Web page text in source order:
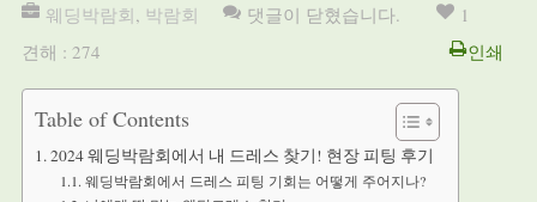
웨딩박람회, 박람회 댓글이 닫혔습니다.
1
견해 : 274
인쇄
Table of Contents
2024 웨딩박람회에서 내 드레스 찾기! 현장 피팅 후기
웨딩박람회에서 드레스 피팅 기회는 어떻게 주어지나?